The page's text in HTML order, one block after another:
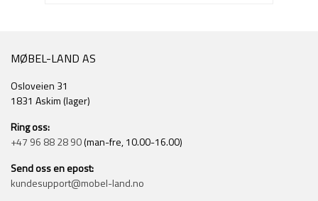
MØBEL-LAND AS
Osloveien 31
1831 Askim (lager)
Ring oss:
+47 96 88 28 90(man-fre, 10.00-16.00)
Send oss en epost:
kundesupport@mobel-land.no